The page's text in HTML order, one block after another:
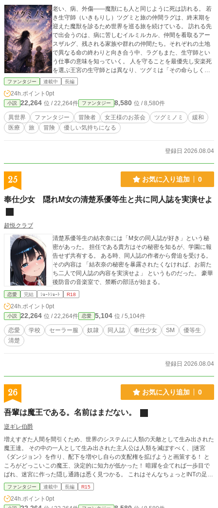
老い、病、外傷――魔獣にも人と同じように死は訪れる。 若
き生守師（いきもりし）ツグミと旅の仲間ラグは、終末期を
迎えた魔獣を診るため世界を巡る旅を続けている。 訪れる先
で出会うのは、病に苦しむイルミルカル、仲間を看取るアー
スザルグ、残される家族や群れの仲間たち。それぞれの土地
で異なる命の終わりと向き合う中、ラグもまた、生守師とい
う仕事の意味を知っていく。 人を守ることを最優先し安楽死
を選ぶ王宮の生守師とは異なり、ツグミは「その命らしく生
き抜くこと」を諦めない。一つの命の物語がツグミの診療録
とを描く、優しく切ない異世界ロードファンタジー
ファンタジー 連載中 長編
24h.ポイント 0pt
小説 22,264 位 / 22,264件 ファンタジー 8,580 位 / 8,580件
異世界 ファンタジー 冒険者 女王様のお茶会 ツグミノミ
緩和
医療
旅 冒険 優しい気持ちになる
登録日 2026.08.04
25 お気に入り追加 0
奉仕少女 隠れM女の清楚系優等生と共に同人誌を実演せよ
超悦クラブ
清楚系優等生の結衣奈には「M女の同人誌が好き」という秘
密があった。 担任である貴方はその秘密を知るが、学園に報
告せず共有する。 ある時、同人誌の作者から脅迫を受ける。
その内容は 「結衣奈の秘密を暴露されたくなければ、お前た
ち二人で同人誌の内容を実演せよ」 というものだった。 豪華
後防音の音楽室で、禁断の部活が始まる。
恋愛 完結 ｼｮｰﾄｼｮｰﾄ R18
24h.ポイント 0pt
小説 22,264 位 / 22,264件 恋愛 5,104 位 / 5,104件
恋愛 学校 セーラー服 奴隷 同人誌 奉仕少女 SM
優等生
清楚
登録日 2026.08.04
26 お気に入り追加 0
吾輩は魔王である。名前はまだない。
逆ギレ伯爵
増えすぎた人間を間引くため、世界のシステムに人類の天敵として生み出された
魔王達。 その中の一人として生み出された主人公は人類を滅ぼすべく、|迷宮
《ダンジョン》を作り、配下を増やし自らの支配権を拡げようと画策する！ と
ころがどっこいこの魔王、決定的に知力が低かった！ 暗躍を企てれば一歩目で
ばれ、迷宮に作った隠し通路は悉く見つかる。 これはそんなちょっとINTの足り
ない魔王様による、ドタバタ人類殲滅計画である！ ＊カクヨム、ハーメルン、
小説家になろうにも投稿しています。
ファンタジー 連載中 長編 R15
24h.ポイント 0pt